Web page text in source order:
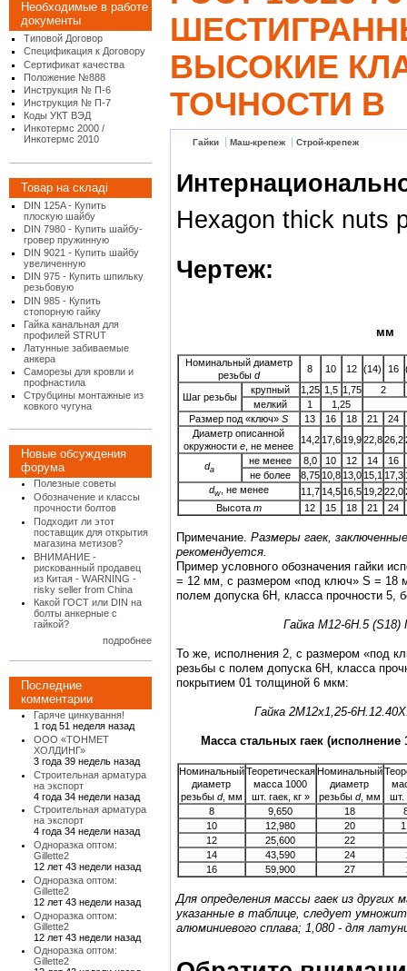
Необходимые в работе
документы
Типовой Договор
Спецификация к Договору
Сертификат качества
Положение №888
Инструкция № П-6
Инструкция № П-7
Коды УКТ ВЭД
Инкотермс 2000 /
Инкотермс 2010
Товар на складі
DIN 125A - Купить
плоскую шайбу
DIN 7980 - Купить шайбу-
гровер пружинную
DIN 9021 - Купить шайбу
увеличенную
DIN 975 - Купить шпильку
резьбовую
DIN 985 - Купить
стопорную гайку
Гайка канальная для
профилей STRUT
Латунные забиваемые
анкера
Саморезы для кровли и
профнастила
Струбцины монтажные из
ковкого чугуна
Новые обсуждения
форума
Полезные советы
Обозначение и классы
прочности болтов
Подходит ли этот
поставщик для открытия
магазина метизов?
ВНИМАНИЕ -
рискованный продавец
из Китая - WARNING -
risky seller from China
Какой ГОСТ или DIN на
болты анкерные с
гайкой?
подробнее
Последние
комментарии
Гаряче цинкування!
1 год 51 неделя назад
ООО «ТОНМЕТ
ХОЛДИНГ»
3 года 39 недель назад
Строительная арматура
на экспорт
4 года 34 недели назад
Строительная арматура
на экспорт
4 года 34 недели назад
Одноразка оптом:
Gillette2
12 лет 43 недели назад
Одноразка оптом:
Gillette2
12 лет 43 недели назад
Одноразка оптом:
Gillette2
12 лет 43 недели назад
Одноразка оптом:
Gillette2
ВЫСОКИЕ
ТОЧНОСТИ В
Гайки Маш-крепеж Строй-крепеж
Hexagon thick nuts
Чертеж:
мм
Номинальный диаметр
резьбы d
8 10 12 (14) 16
Шаг резьбы
крупный 1,25 1,5 1,75
2
мелкий
1
1,25
Размер под «ключ» S 13 16 18 21
24
Диаметр описанной
окружности е , не менее
14,2 17,6 19,9 22,8 26,2
da
не менее 8,0 10 12 14
16
не более
8,75 10,8 13,0 15,1 17,3
dw, не менее 11,7 14,5 16,5 19,2 22,0
Высота т 12 15 18 21 24
Примечание.Размеры гаек, заключенные
рекомендуется.
Пример условного обозначения гайки
= 12 мм, с размером «под ключ» S = 18
полем допуска 6Н, класса прочности 5,
Гайка М12-6Н.5 (S18)
То же, исполнения 2, с размером «под ключ» S =
резьбы с полем допуска 6Н, класса
покрытием 01 толщиной 6 мкм:
Гайка 2М12х1,25-
Номинальный
диаметр
резьбы d , мм
Теоретическая
масса 1000
шт. гаек, кг »
Номинальный
диаметр
резьбы d , мм
8 9,650 18
10
12,980 20
12
25,600 22
14
43,590 24
16
59,900 27
Для определения массы гаек из других
указанные в таблице, следует
алюминиевого сплава; 1,080 - для